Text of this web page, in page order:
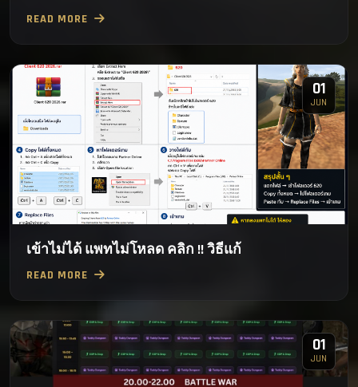
READ MORE
01
JUN
เข้าไม่ได้ แพทไม่โหลด คลิก !! วิธีแก้
READ MORE
01
JUN